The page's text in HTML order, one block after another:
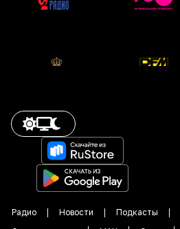
Радио Новости Подкасты